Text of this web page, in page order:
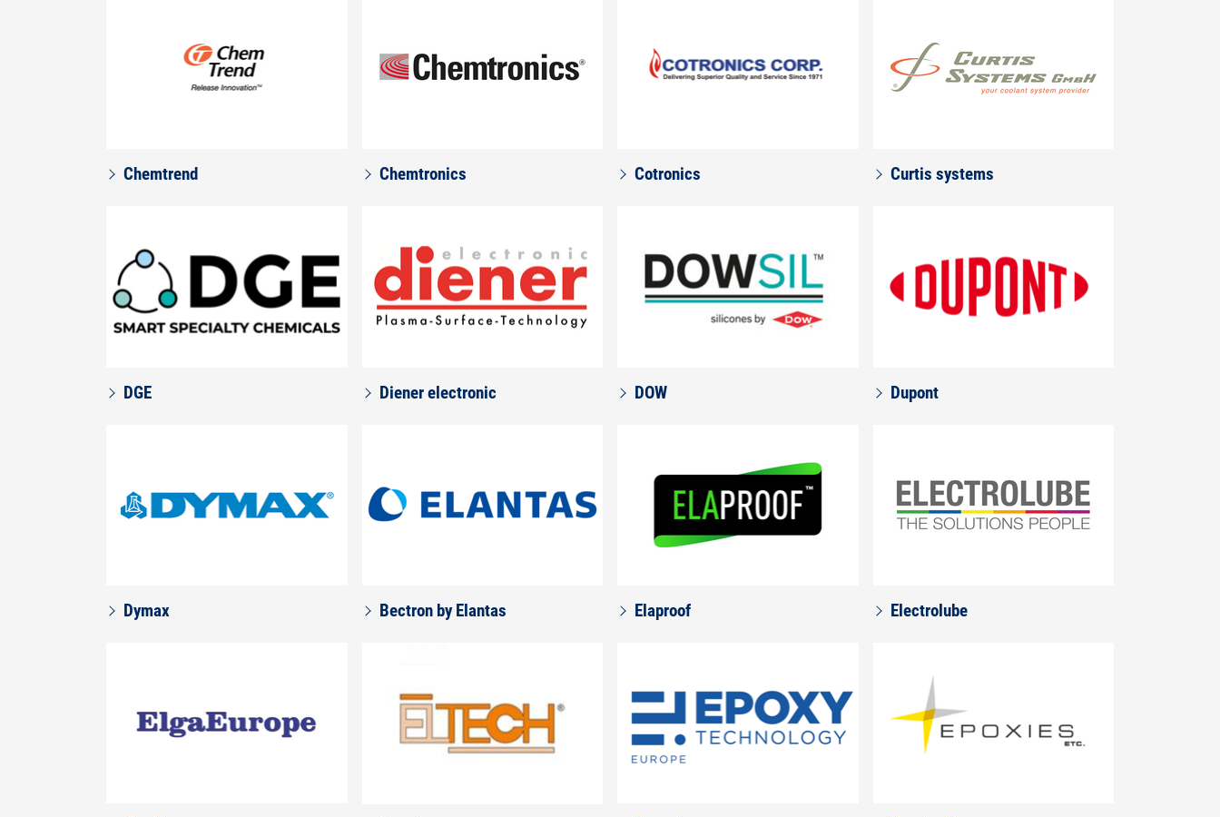
Chemtrend Chemtronics Cotronics Curtis systems
DGE Diener electronic DOW Dupont
Dymax Bectron by Elantas Elaproof Electrolube